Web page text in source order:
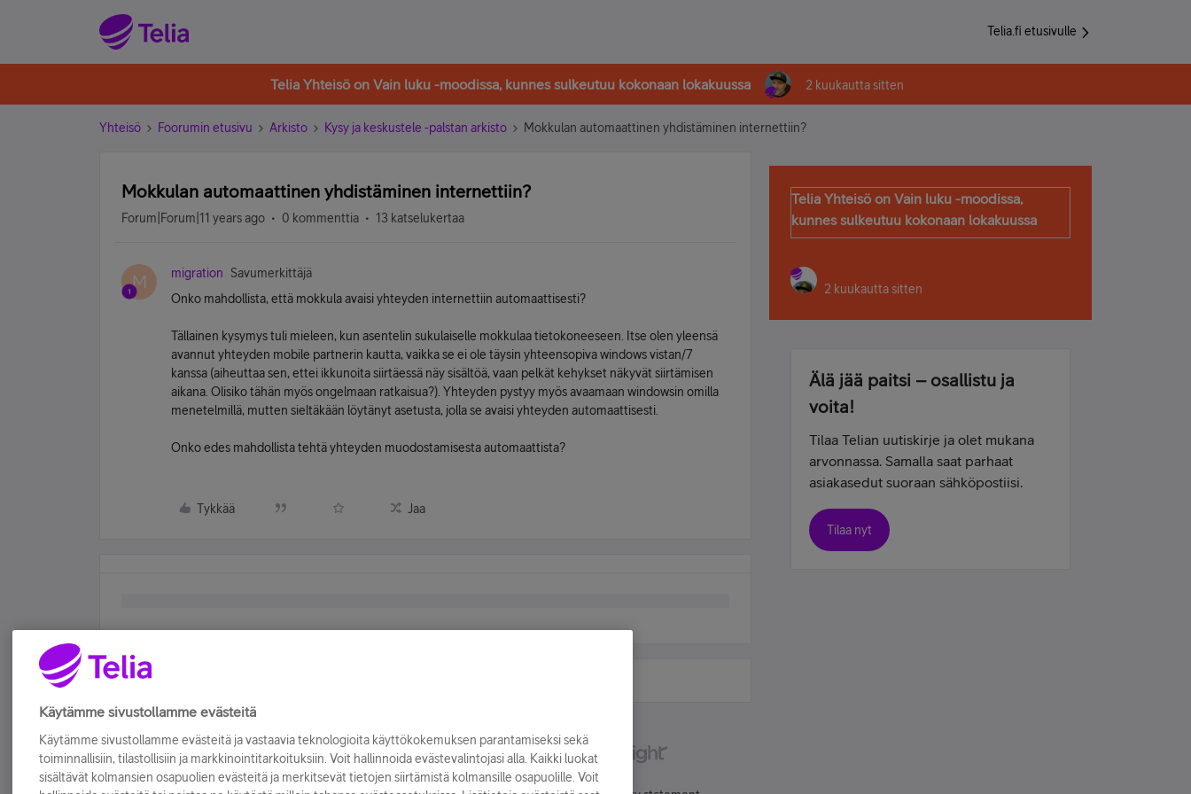
Telia.fi etusivulle
Telia Yhteisö on Vain luku -moodissa, kunnes sulkeutuu kokonaan lokakuussa 2 kuukautta sitten
Yhteisö Foorumin etusivu Arkisto Kysy ja keskustele -palstan arkisto Mokkulan automaattinen yhdistäminen internettiin?
Mokkulan automaattinen yhdistäminen internettiin?
Forum|Forum|11 years ago 0 kommenttia 13 katselukertaa
M migration
Savumerkittäjä
Onko mahdollista, että mokkula avaisi yhteyden internettiin automaattisesti?
Tällainen kysymys tuli mieleen, kun asentelin sukulaiselle mokkulaa tietokoneeseen. Itse olen yleensä
avannut yhteyden mobile partnerin kautta, vaikka se ei ole täysin yhteensopiva windows vistan/7
kanssa (aiheuttaa sen, ettei ikkunoita siirtäessä näy sisältöä, vaan pelkät kehykset näkyvät siirtämisen
aikana. Olisiko tähän myös ongelmaan ratkaisua?). Yhteyden pystyy myös avaamaan windowsin omilla
menetelmillä, mutten sieltäkään löytänyt asetusta, jolla se avaisi yhteyden automaattisesti.
Onko edes mahdollista tehtä yhteyden muodostamisesta automaattista?
Tykkää Jaa
Telia Yhteisö on Vain luku -moodissa,
kunnes sulkeutuu kokonaan lokakuussa
2 kuukautta sitten
Älä jää paitsi – osallistu ja
voita!
Tilaa Telian uutiskirje ja olet mukana
arvonnassa. Samalla saat parhaat
asiakasedut suoraan sähköpostiisi.
Tilaa nyt
Käytämme sivustollamme evästeitä
Käytämme sivustollamme evästeitä ja vastaavia teknologioita käyttökokemuksen parantamiseksi sekä
toiminnallisiin, tilastollisiin ja markkinointitarkoituksiin. Voit hallinnoida evästevalintojasi alla. Kaikki luokat
sisältävät kolmansien osapuolien evästeitä ja merkitsevät tietojen siirtämistä kolmansille osapuolille. Voit